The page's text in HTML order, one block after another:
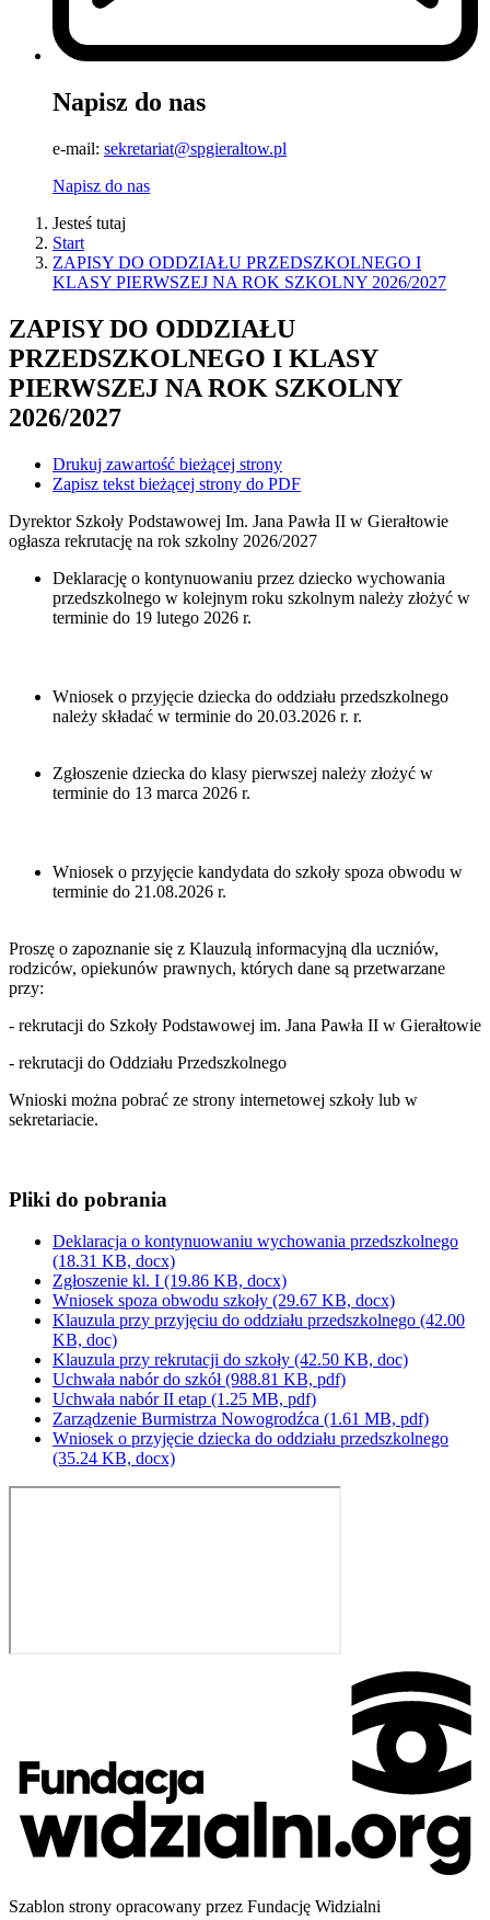
Napisz do nas
e-mail: sekretariat@spgieraltow.pl
Napisz do nas
Jesteś tutaj
Start
ZAPISY DO ODDZIAŁU PRZEDSZKOLNEGO I
KLASY PIERWSZEJ NA ROK SZKOLNY 2026/2027
ZAPISY DO ODDZIAŁU
PRZEDSZKOLNEGO I KLASY
PIERWSZEJ NA ROK SZKOLNY
2026/2027
Drukuj zawartość bieżącej strony
Zapisz tekst bieżącej strony do PDF
Dyrektor Szkoły Podstawowej Im. Jana Pawła II w Gierałtowie
ogłasza rekrutację na rok szkolny 2026/2027
Deklarację o kontynuowaniu przez dziecko wychowania
przedszkolnego w kolejnym roku szkolnym należy złożyć w
terminie do 19 lutego 2026 r.
Wniosek o przyjęcie dziecka do oddziału przedszkolnego
należy składać w terminie do 20.03.2026 r. r.
Zgłoszenie dziecka do klasy pierwszej należy złożyć w
terminie do 13 marca 2026 r.
Wniosek o przyjęcie kandydata do szkoły spoza obwodu w
terminie do 21.08.2026 r.
Proszę o zapoznanie się z Klauzulą informacyjną dla uczniów,
rodziców, opiekunów prawnych, których dane są przetwarzane
przy:
- rekrutacji do Szkoły Podstawowej im. Jana Pawła II w Gierałtowie
- rekrutacji do Oddziału Przedszkolnego
Wnioski można pobrać ze strony internetowej szkoły lub w
sekretariacie.
Pliki do pobrania
Deklaracja o kontynuowaniu wychowania przedszkolnego
(18.31 KB, docx)
Zgłoszenie kl. I (19.86 KB, docx)
Wniosek spoza obwodu szkoły (29.67 KB, docx)
Klauzula przy przyjęciu do oddziału przedszkolnego (42.00
KB, doc)
Klauzula przy rekrutacji do szkoły (42.50 KB, doc)
Uchwała nabór do szkół(988.81 KB, pdf)
Uchwała nabór II etap (1.25 MB, pdf)
Zarządzenie Burmistrza Nowogrodźca (1.61 MB, pdf)
Wniosek o przyjęcie dziecka do oddziału przedszkolnego
(35.24 KB, docx)
Szablon strony opracowany przez Fundację Widzialni